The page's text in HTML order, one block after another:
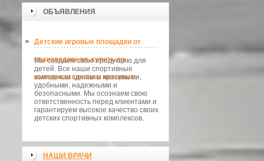
ОБЪЯВЛЕНИЯ
Детские игровые площадки от
производителя, купить по
выгодным ценам в интернет..
Мы создаем свою продукцию для
детей. Все наши спортивные
комплексы сделаны красивыми,
удобными, надежными и
безопасными. Мы осознаем свою
ответственность перед клиентами и
гарантируем высокое качество своих
детских спортивных комплексов.
НАШИ ВРАЧИ